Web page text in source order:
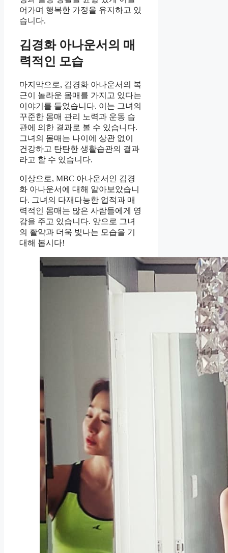
어가며 행복한 가정을 유지하고 있
습니다.
김경화 아나운서의 매
력적인 모습
마지막으로, 김경화 아나운서의 복
근이 놀라운 몸매를 가지고 있다는
이야기를 들었습니다. 이는 그녀의
꾸준한 몸매 관리 노력과 운동 습
관에 의한 결과로 볼 수 있습니다.
그녀의 몸매는 나이에 상관 없이
건강하고 탄탄한 생활습관의 결과
라고 할 수 있습니다.
이상으로, MBC 아나운서인 김경
화 아나운서에 대해 알아보았습니
다. 그녀의 다재다능한 업적과 매
력적인 몸매는 많은 사람들에게 영
감을 주고 있습니다. 앞으로 그녀
의 활약과 더욱 빛나는 모습을 기
대해 봅시다!